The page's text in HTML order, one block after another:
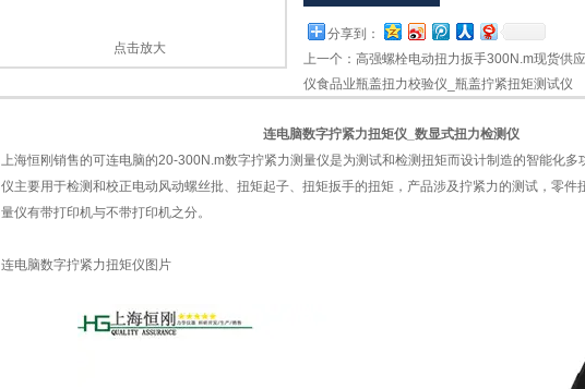
点击放大
分享到：
上一个： 高强螺栓电动扭力扳手300N.m现货供应
仪食品业瓶盖扭力校验仪_瓶盖拧紧扭矩测试仪
连电脑数字拧紧力扭矩仪_数显式扭力检测仪
上海恒刚销售的可连电脑的20-300N.m数字拧紧力测量仪是为测试和检测扭矩而设计制造的智能化多
仪主要用于检测和校正电动风动螺丝批、扭矩起子、扭矩扳手的扭矩，产品涉及拧紧力的测试，零件
量仪有带打印机与不带打印机之分。
连电脑数字拧紧力扭矩仪图片